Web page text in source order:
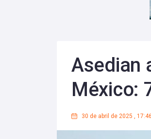
Asedian
México:
30 de abril de 2025 , 17:46